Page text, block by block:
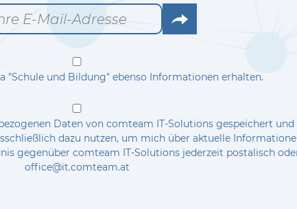
"Schule und Bildung" ebenso Informationen erhalten.
Daten von comteam IT-Solutions gespeichert
dazu nutzen, um mich über aktuelle
gegenüber comteam IT-Solutions jederzeit postalisch
office@it.comteam.at
Go